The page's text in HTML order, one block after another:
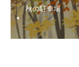
秋の駐車場